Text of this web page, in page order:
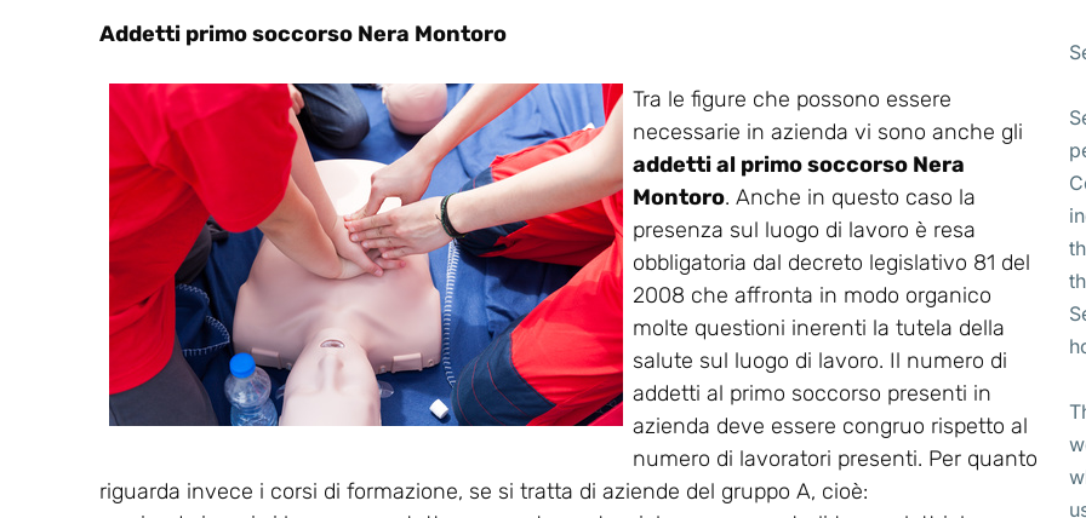
Addetti primo soccorso Nera Montoro
Tra le figure che possono essere
necessarie in azienda vi sono anche gli
addetti al primo soccorso Nera
Montoro. Anche in questo caso la
presenza sul luogo di lavoro è resa
obbligatoria dal decreto legislativo 81 del
2008 che affronta in modo organico
molte questioni inerenti la tutela della
salute sul luogo di lavoro. Il numero di
addetti al primo soccorso presenti in
azienda deve essere congruo rispetto al
numero di lavoratori presenti. Per quanto
riguarda invece i corsi di formazione, se si tratta di aziende del gruppo A, cioè: